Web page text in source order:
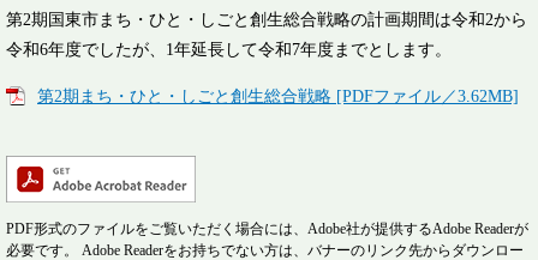
第2期国東市まち・ひと・しごと創生総合戦略の計画期間は令和2から
令和6年度でしたが、1年延長して令和7年度までとします。
第2期まち・ひと・しごと創生総合戦略 [PDFファイル／3.62MB]
PDF形式のファイルをご覧いただく場合には、Adobe社が提供するAdobe Readerが
必要です。
Adobe Readerをお持ちでない方は、バナーのリンク先からダウンロー